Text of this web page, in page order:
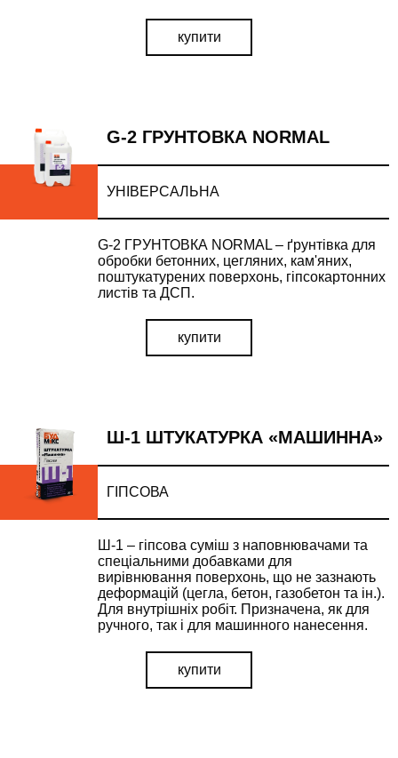
ВІДПРАВИТИ
купити
G-2 ГРУНТОВКА NORMAL
УНІВЕРСАЛЬНА
G-2 ГРУНТОВКА NORMAL – ґрунтівка для
обробки бетонних, цегляних, кам'яних,
поштукатурених поверхонь, гіпсокартонних
листів та ДСП.
купити
Ш-1 ШТУКАТУРКА «МАШИННА»
ГІПСОВА
Ш-1 – гіпсова суміш з наповнювачами та
спеціальними добавками для
вирівнювання поверхонь, що не зазнають
деформацій (цегла, бетон, газобетон та ін.).
Для внутрішніх робіт. Призначена, як для
ручного, так і для машинного нанесення.
купити
ВІДПРАВИТИ